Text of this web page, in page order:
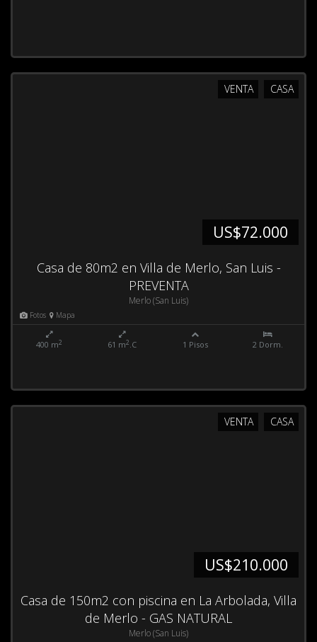
CASA
VENTA
US$72.000
Casa de 80m2 en Villa de Merlo, San Luis -
PREVENTA
Merlo (San Luis)
Fotos Mapa
400 m2 61 m2.C 1 Pisos 2 Dorm.
CASA
VENTA
US$210.000
Casa de 150m2 con piscina en La Arbolada, Villa
de Merlo - GAS NATURAL
Merlo (San Luis)